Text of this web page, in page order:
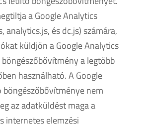
a Google Analytics
analytics.js, és dc.js) számára,
küldjön a Google Analytics
a legtöbb
használható. A Google
nem
az adatküldést maga a
internetes elemzési